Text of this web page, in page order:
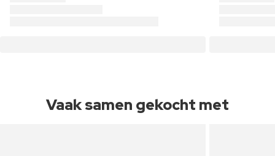
Vaak samen gekocht met